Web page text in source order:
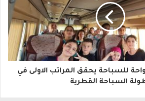
للسباحة يحقق المراتب الاولى في
السباحة القطرية